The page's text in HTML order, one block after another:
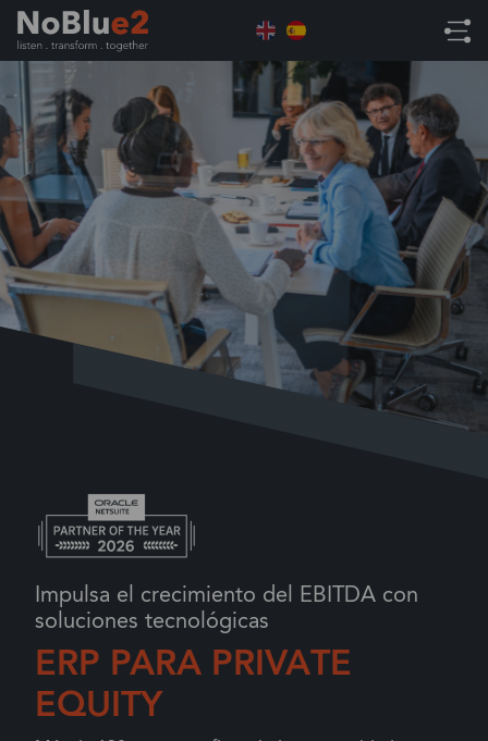
Impulsa el crecimiento del EBITDA con
soluciones tecnológicas
ERP PARA PRIVATE
EQUITY